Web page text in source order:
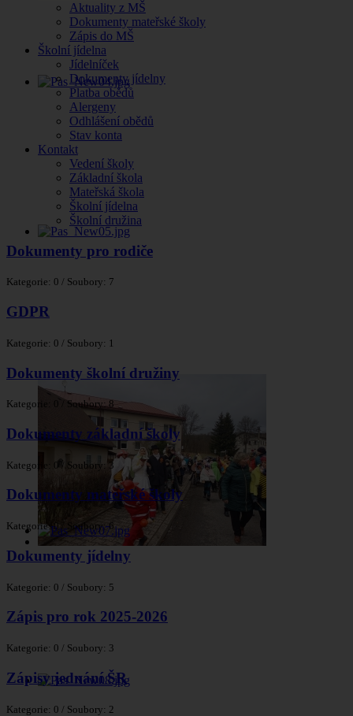
Aktuality z MŠ
Dokumenty mateřské školy
Zápis do MŠ
Školní jídelna
Jídelníček
Dokumenty jídelny
Platba obědů
Alergeny
Odhlášení obědů
Stav konta
Kontakt
Vedení školy
Základní škola
Mateřská škola
Školní jídelna
Školní družina
Dokumenty pro rodiče
Kategorie: 0 / Soubory: 7
GDPR
Kategorie: 0 / Soubory: 1
Dokumenty školní družiny
Kategorie: 0 Soubory: 8
Dokumenty základní školy
Kategorie: 0 / Soubory: 3
Dokumenty mateřské školy
Kategorie: 0 /Soubory: 6
Dokumenty jídelny
Kategorie: 0 / Soubory: 5
Zápis pro rok 2025-2026
Kategorie: 0 / Soubory: 3
Zápisy jednání ŠR
Kategorie: 0 / Soubory: 2